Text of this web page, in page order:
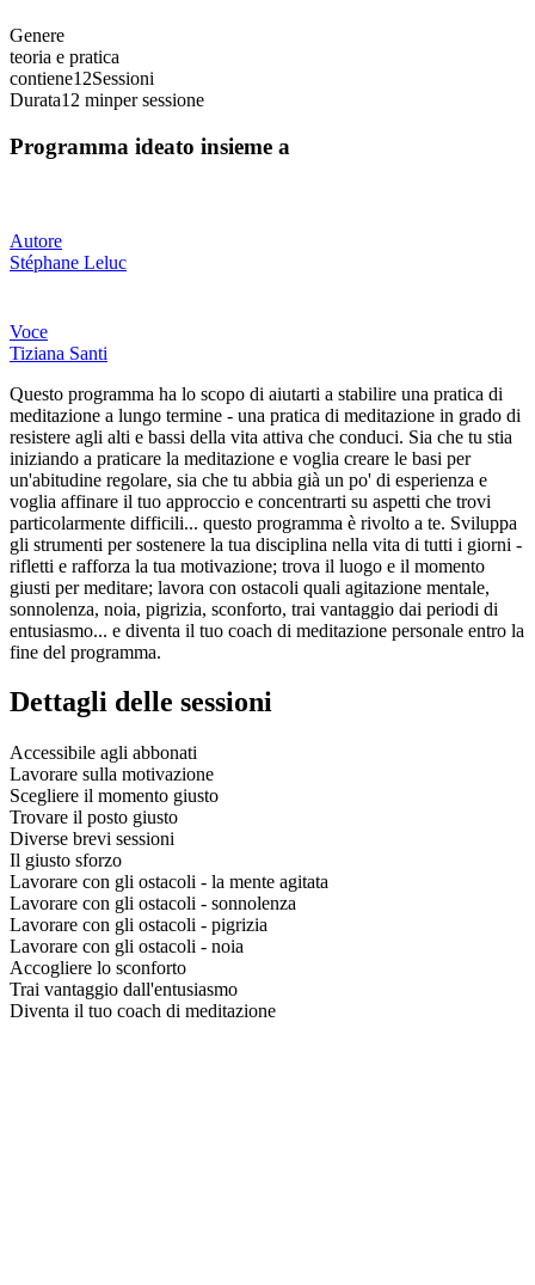
Genere
teoria e pratica
contiene12Sessioni
Durata12 minper sessione
Programma ideato insieme a
Autore
Stéphane Leluc
Voce
Tiziana Santi
Questo programma ha lo scopo di aiutarti a stabilire una pratica di
meditazione a lungo termine - una pratica di meditazione in grado di
resistere agli alti e bassi della vita attiva che conduci. Sia che tu stia
iniziando a praticare la meditazione e voglia creare le basi per
un'abitudine regolare, sia che tu abbia già un po' di esperienza e
voglia affinare il tuo approccio e concentrarti su aspetti che trovi
particolarmente difficili... questo programma è rivolto a te. Sviluppa
gli strumenti per sostenere la tua disciplina nella vita di tutti i giorni -
rifletti e rafforza la tua motivazione; trova il luogo e il momento
giusti per meditare; lavora con ostacoli quali agitazione mentale,
sonnolenza, noia, pigrizia, sconforto, trai vantaggio dai periodi di
entusiasmo... e diventa il tuo coach di meditazione personale entro la
fine del programma.
Dettagli delle sessioni
Accessibile agli abbonati
Lavorare sulla motivazione
Scegliere il momento giusto
Trovare il posto giusto
Diverse brevi sessioni
Il giusto sforzo
Lavorare con gli ostacoli - la mente agitata
Lavorare con gli ostacoli - sonnolenza
Lavorare con gli ostacoli - pigrizia
Lavorare con gli ostacoli - noia
Accogliere lo sconforto
Trai vantaggio dall'entusiasmo
Diventa il tuo coach di meditazione